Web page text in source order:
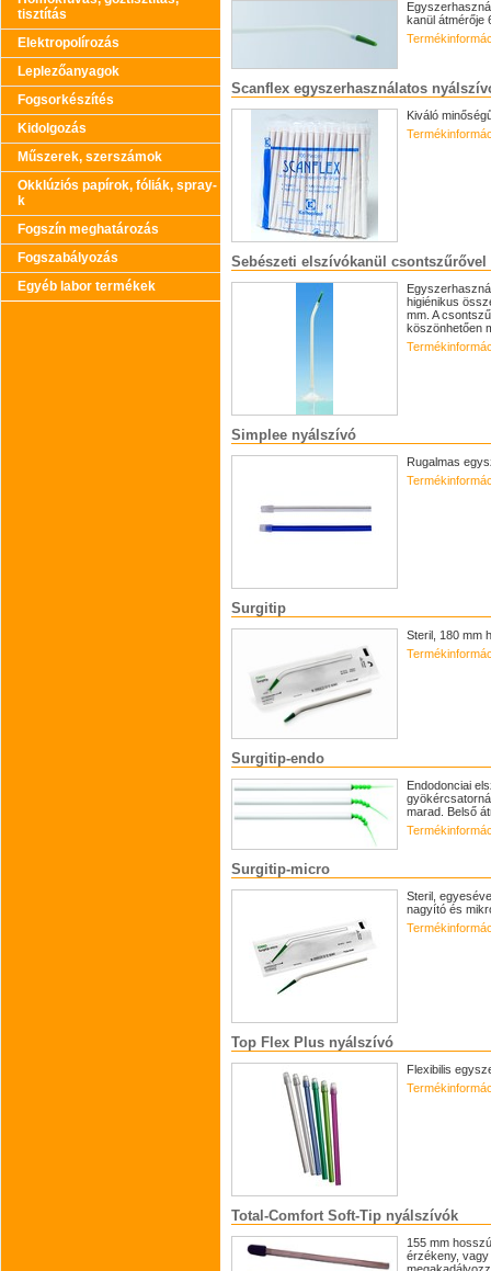
tisztítás
Elektropolírozás
Leplezőanyagok
Fogsorkészítés
Kidolgozás
Műszerek, szerszámok
Okklúziós papírok, fóliák, spray-
k
Fogszín meghatározás
Fogszabályozás
Egyéb labor termékek
kanül átmérője
Scanflex egyszerhasználatos
Kiváló
Sebészeti elszívókanül csontszűrővel
higiénikus
mm. A
köszönhetően
Simplee nyálszívó
Rugalmas
Surgitip
Steril, 180 mm
Surgitip-endo
Endodonciai
marad. Belső
Surgitip-micro
Steril,
nagyító és
Top Flex Plus nyálszívó
Flexibilis
Total-Comfort Soft-Tip nyálszívók
155 mm
érzékeny, vagy